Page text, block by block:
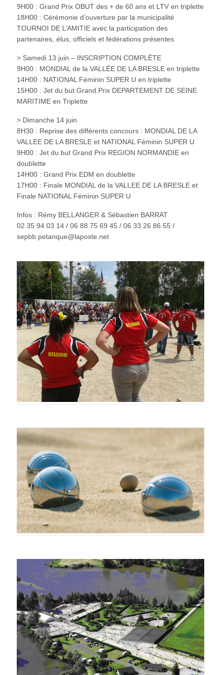
9H00 : Grand Prix OBUT des + de 60 ans et LTV en triplette
18H00 : Cérémonie d’ouverture par la municipalité
TOURNOI DE L’AMITIE avec la participation des
partenaires, élus, officiels et fédérations présentes
> Samedi 13 juin – INSCRIPTION COMPLÈTE
9H00 : MONDIAL de la VALLÉE DE LA BRESLE en triplette
14H00 : NATIONAL Féminin SUPER U en triplette
15H00 : Jet du but Grand Prix DEPARTEMENT DE SEINE
MARITIME en Triplette
> Dimanche 14 juin
8H30 : Reprise des différents concours : MONDIAL DE LA
VALLEE DE LA BRESLE et NATIONAL Féminin SUPER U
9H00 : Jet du but Grand Prix REGION NORMANDIE en
doublette
14H00 : Grand Prix EDM en doublette
17H00 : Finale MONDIAL de la VALLEE DE LA BRESLE et
Finale NATIONAL Féminin SUPER U
Infos : Rémy BELLANGER & Sébastien BARRAT
02 35 94 03 14 / 06 88 75 69 45 / 06 33 26 86 55 /
sepbb.petanque@laposte.net